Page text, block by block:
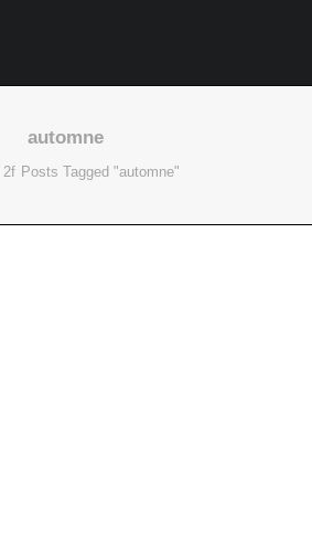
automne
Posts Tagged "automne"